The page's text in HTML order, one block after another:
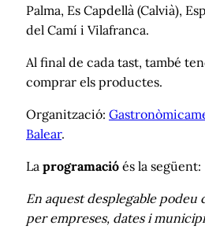
Palma, Es Capdellà (Calvià),
del Camí i Vilafranca.
Al final de cada tast, també
comprar els productes.
Organització:
Balear.
La programació és la següent:
En aquest desplegable podeu
per empreses, dates i